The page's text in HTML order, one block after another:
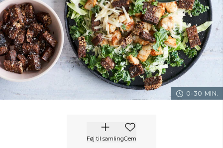
0-30 MIN.
Føj til samlingGem